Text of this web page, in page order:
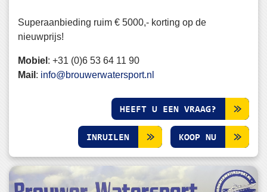
Superaanbieding ruim € 5000,- korting op de
nieuwprijs!
Mobiel : +31 (0)6 53 64 11 90
Mail : info@brouwerwatersport.nl
HEEFT U EEN VRAAG?
INRUILEN KOOP NU